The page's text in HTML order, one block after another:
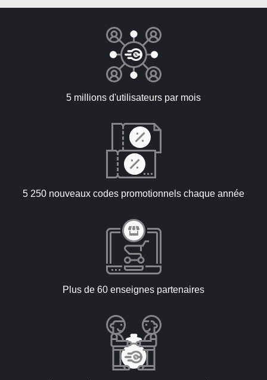
5 millions d'utilisateurs par mois
5 250 nouveaux codes promotionnels chaque année
Plus de 60 enseignes partenaires